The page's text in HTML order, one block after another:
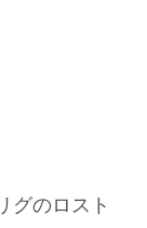
グのロスト